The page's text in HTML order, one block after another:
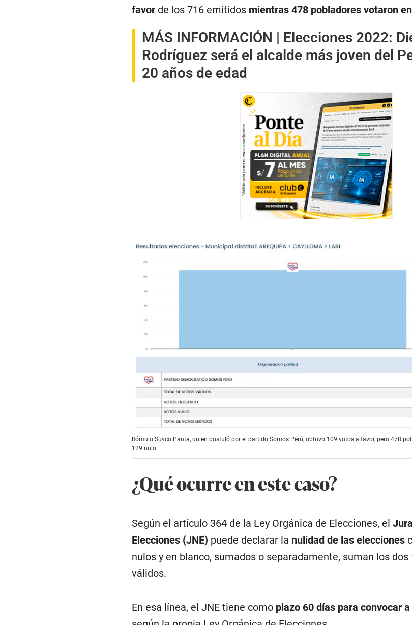
favor de los 716 emitidos mientras 478 pobladores votaron
MÁS INFORMACIÓN | Elecciones 2022:
Rodríguez será el alcalde más joven del
20 años de edad
Rómulo Suyco Panta, quien postuló por el partido Somos Perú, obtuvo 109 votos a favor, pero 478
129 nulo.
¿Qué ocurre en este caso?
Según el artículo 364 de la Ley Orgánica de Elecciones, el
Elecciones (JNE) puede declarar la nulidad de las elecciones
nulos y en blanco, sumados o separadamente, suman los
válidos.
En esa línea, el JNE tiene como plazo 60 días para convocar